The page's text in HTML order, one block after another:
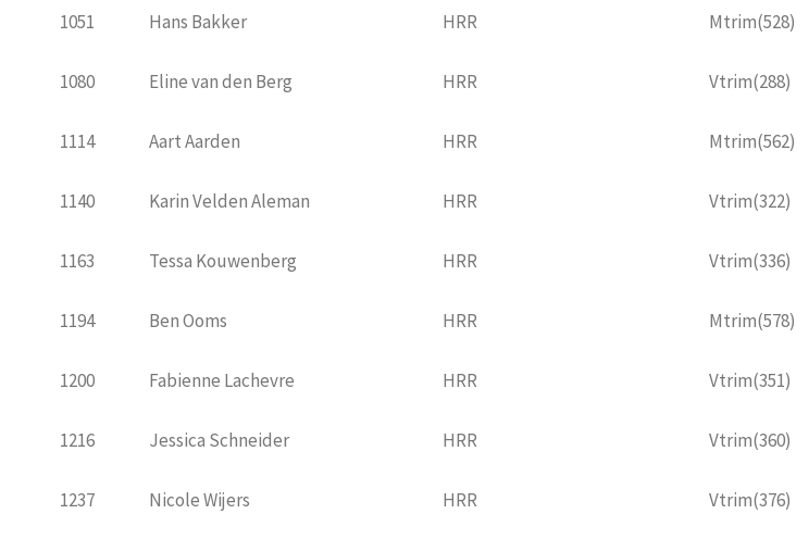
1051 Hans Bakker HRR Mtrim(528)
1080 Eline van den Berg HRR Vtrim(288)
1114 Aart Aarden HRR Mtrim(562)
1140 Karin Velden Aleman HRR Vtrim(322)
1163 Tessa Kouwenberg HRR Vtrim(336)
1194 Ben Ooms HRR Mtrim(578)
1200 Fabienne Lachevre HRR Vtrim(351)
1216 Jessica Schneider HRR Vtrim(360)
1237 Nicole Wijers HRR Vtrim(376)